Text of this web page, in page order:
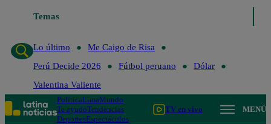
Temas
Lo último
Me Caigo de Risa
Perú Decide 2026
Fútbol peruano
Dólar
Valentina Valiente
PolíticaLimaMundo
Te ayudoTendencias
DeportesEspectáculos
TV en vivo MENÚ